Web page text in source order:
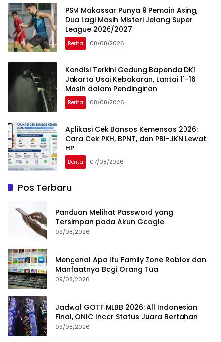
PSM Makassar Punya 9 Pemain Asing,
Dua Lagi Masih Misteri Jelang Super
League 2026/2027
Berita 08/08/2026
Kondisi Terkini Gedung Bapenda DKI
Jakarta Usai Kebakaran, Lantai 11-16
Masih dalam Pendinginan
Berita 08/08/2026
Aplikasi Cek Bansos Kemensos 2026:
Cara Cek PKH, BPNT, dan PBI-JKN Lewat
HP
Berita 07/08/2026
Pos Terbaru
Panduan Melihat Password yang
Tersimpan pada Akun Google
09/08/2026
Mengenal Apa Itu Family Zone Roblox dan
Manfaatnya Bagi Orang Tua
09/08/2026
Jadwal GOTF MLBB 2026: All Indonesian
Final, ONIC Incar Status Juara Bertahan
09/08/2026